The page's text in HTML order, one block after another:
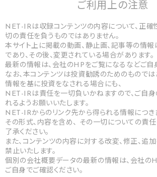
ご利用上の注意
NET-IRは収録コンテンツの内容について、正確
切の責任を負うものではありません。
本サイト上に掲載の動画、静止画、記事等の情報
であり、その後、変更されている場合があります。
最新の情報は、会社のHPをご覧になるなどご自
なお、本コンテンツは投資勧誘のためのものでは
情報を基に投資をなされる場合にも、
NET-IRは責任を一切負いかねますので、ご自
れるようお願いいたします。
NET-IRからのリンク先から得られる情報につき
その形式、内容を含め、 その一切についての責
了承ください。
また、コンテンツの内容に対する改変、修正、追
禁止いたします。
個別の会社概要データの最新の情報は、会社の
ご自身でご確認ください。